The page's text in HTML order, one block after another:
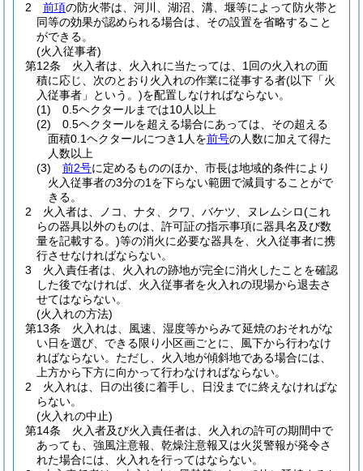
2
前項の防火帯は、河川、湖沼、溝、堰等によって防火帯と
同等の効果が認められる場合は、その設置を省略すること
ができる。
(火入従事者)
第12条
火入者は、火入れに当たっては、1回の火入れの面
積に応じ、次のとおり火入れの作業に従事する者(以下「火
入従事者」という。)を配置しなければならない。
(1)
0.5ヘクタールまでは10人以上
(2)
0.5ヘクタールを超える場合にあっては、その超える
面積0.1ヘクタールにつき1人を前号の人数に加えて得た
人数以上
(3)
前2号に定めるもののほか、市長は地域的条件により
火入従事者の3分の1を下らない範囲で減員することがで
きる。
2
火入者は、ノコ、ナタ、クワ、バケツ、ヌレムシロ(これ
らの器具以外のものは、許可証の指示事項に器具名及び数
量を記載する。)等の消火に必要な器具を、火入従事者に携
行させなければならない。
3
火入責任者は、火入れの跡地が完全に消火したことを確認
した後でなければ、火入従事者を火入れの現場から退去さ
せてはならない。
(火入れの方法)
第13条
火入れは、風速、湿度等からみて延焼のおそれがな
い日を選び、できる限り小区画ごとに、風下から行わなけ
ればならない。 ただし、火入地が傾斜地である場合には、
上方から下方に向かって行わなければならない。
2
火入れは、日の出後に着手し、日没までに終えなければな
らない。
(火入れの中止)
第14条
火入者及び火入責任者は、火入れの許可の期間中で
あっても、強風注意報、乾燥注意報又は火災警報が発令さ
れた場合には、火入れを行ってはならない。